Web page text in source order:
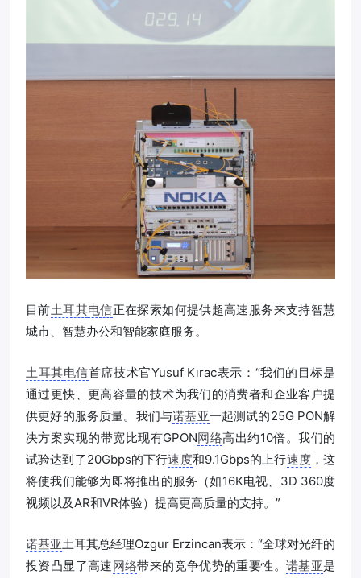
目前土耳其电信正在探索如何提供超高速服务来支持智慧
城市、智慧办公和智能家庭服务。
土耳其电信首席技术官Yusuf Kırac表示：“我们的目标是
通过更快、更高容量的技术为我们的消费者和企业客户提
供更好的服务质量。我们与诺基亚一起测试的25G PON解
决方案实现的带宽比现有GPON网络高出约10倍。我们的
试验达到了20Gbps的下行速度和9.1Gbps的上行速度，这
将使我们能够为即将推出的服务（如16K电视、3D 360度
视频以及AR和VR体验）提高更高质量的支持。”
诺基亚土耳其总经理Ozgur Erzincan表示：“全球对光纤的
投资凸显了高速网络带来的竞争优势的重要性。 诺基亚是